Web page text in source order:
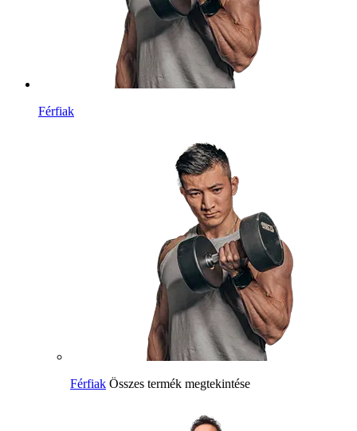
Férfiak
Férfiak Összes termék megtekintése